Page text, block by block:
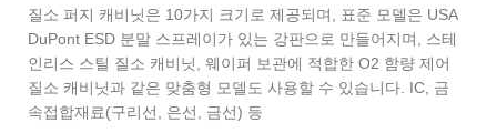
질소 퍼지 캐비닛은 10가지 크기로 제공되며, 표준 모델은 USA
DuPont ESD 분말 스프레이가 있는 강판으로 만들어지며, 스테
인리스 스틸 질소 캐비닛, 웨이퍼 보관에 적합한 O2 함량 제어
질소 캐비닛과 같은 맞춤형 모델도 사용할 수 있습니다. IC, 금
속접합재료(구리선, 은선, 금선) 등